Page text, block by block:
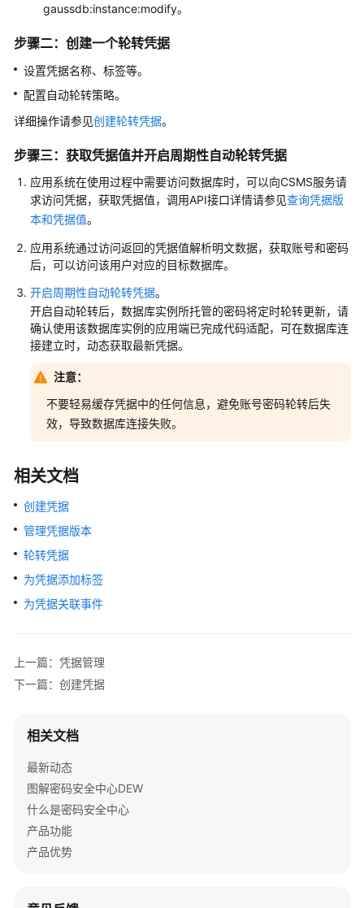
gaussdb:instance:modify。
步骤二：创建一个轮转凭据
设置凭据名称、标签等。
配置自动轮转策略。
详细操作请参见创建轮转凭据。
步骤三：获取凭据值并开启周期性自动轮转凭据
应用系统在使用过程中需要访问数据库时，可以向CSMS服务请
求访问凭据，获取凭据值，调用API接口详情请参见查询凭据版
本和凭据值。
应用系统通过访问返回的凭据值解析明文数据，获取账号和密码
后，可以访问该用户对应的目标数据库。
开启周期性自动轮转凭据。
开启自动轮转后，数据库实例所托管的密码将定时轮转更新，请
确认使用该数据库实例的应用端已完成代码适配，可在数据库连
接建立时，动态获取最新凭据。
注意：
不要轻易缓存凭据中的任何信息，避免账号密码轮转后失
效，导致数据库连接失败。
相关文档
创建凭据
管理凭据版本
轮转凭据
为凭据添加标签
为凭据关联事件
上一篇：凭据管理
下一篇：创建凭据
相关文档
最新动态
图解密码安全中心DEW
什么是密码安全中心
产品功能
产品优势